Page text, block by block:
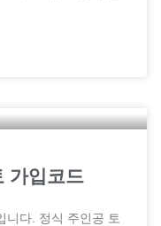
가입코드
니다. 정식 주인공 토